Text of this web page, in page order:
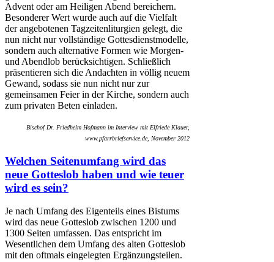
Advent oder am Heiligen Abend bereichern.
Besonderer Wert wurde auch auf die Vielfalt
der angebotenen Tagzeitenliturgien gelegt, die
nun nicht nur vollständige Gottesdienstmodelle,
sondern auch alternative Formen wie Morgen-
und Abendlob berücksichtigen. Schließlich
präsentieren sich die Andachten in völlig neuem
Gewand, sodass sie nun nicht nur zur
gemeinsamen Feier in der Kirche, sondern auch
zum privaten Beten einladen.
Bischof Dr. Friedhelm Hofmann im Interview mit Elfriede Klauer,
www.pfarrbriefservice.de, November 2012
Welchen Seitenumfang wird das
neue Gotteslob haben und wie teuer
wird es sein?
Je nach Umfang des Eigenteils eines Bistums
wird das neue Gotteslob zwischen 1200 und
1300 Seiten umfassen. Das entspricht im
Wesentlichen dem Umfang des alten Gotteslob
mit den oftmals eingelegten Ergänzungsteilen.